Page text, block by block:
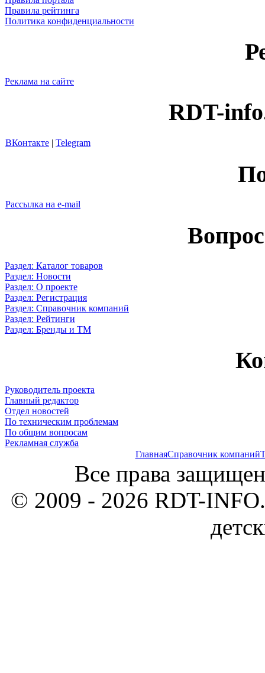
Правила рейтинга
Политика конфиденциальности
Реклама на сайте
RDT-
ВКонтакте | Telegram
Рассылка на e-mail
Раздел: Каталог товаров
Раздел: Новости
Раздел: О проекте
Раздел: Регистрация
Раздел: Справочник компаний
Раздел: Рейтинги
Раздел: Бренды и ТМ
Руководитель проекта
Главный редактор
Отдел новостей
По техническим проблемам
По общим вопросам
Рекламная служба
ГлавнаяСправочник компаний
Все права
© 2009 - 2026 RDT-